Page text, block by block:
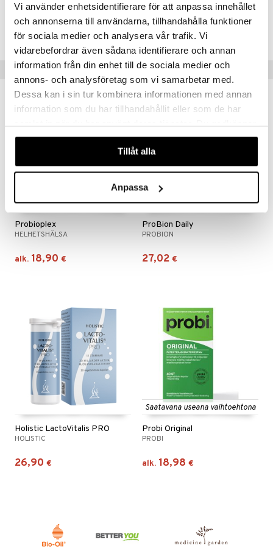
Vi använder enhetsidentifierare för att anpassa innehållet
och annonserna till användarna, tillhandahålla funktioner
för sociala medier och analysera vår trafik. Vi
vidarebefordrar även sådana identifierare och annan
information från din enhet till de sociala medier och
annons- och analysföretag som vi samarbetar med.
Dessa kan i sin tur kombinera informationen med annan
information som du har tillhandahållit eller som de har
våra cookies vid fortsatt användande av vår webbplats.
Tillåt alla
Anpassa
Tuotenumero
HL00M-LE-100
Suositut tuotteet
Saatavana useana vaihtoehtona
Probioplex
HELHETSHÄLSA
alk. 18,90 €
ProBion Daily
PROBION
27,02 €
Holistic LactoVitalis PRO
HOLISTIC
26,90 €
Saatavana useana vaihtoehtona
Probi Original
PROBI
alk. 18,98 €